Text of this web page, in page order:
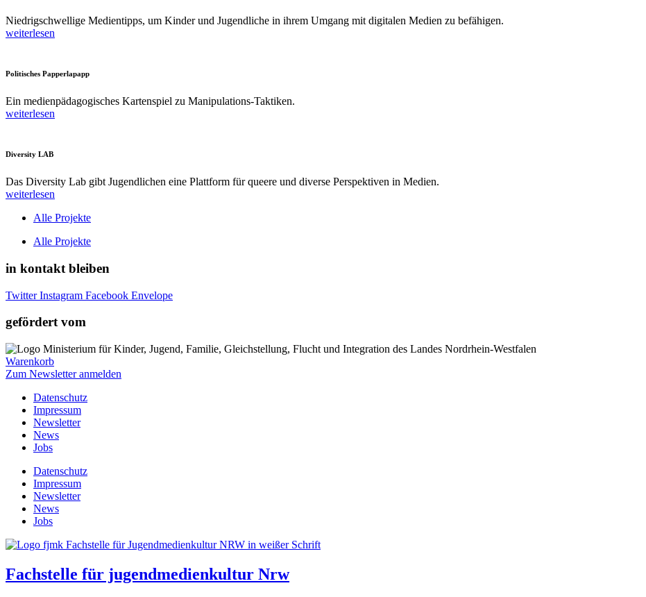
Niedrigschwellige Medientipps, um Kinder und Jugendliche in ihrem Umgang mit digitalen Medien zu befähigen.
weiterlesen
Politisches Papperlapapp
Ein medienpädagogisches Kartenspiel zu Manipulations-Taktiken.
weiterlesen
Diversity LAB
Das Diversity Lab gibt Jugendlichen eine Plattform für queere und diverse Perspektiven in Medien.
weiterlesen
Alle Projekte
Alle Projekte
in kontakt bleiben
Twitter Instagram Facebook Envelope
gefördert vom
Warenkorb
Zum Newsletter anmelden
Datenschutz
Impressum
Newsletter
News
Jobs
Datenschutz
Impressum
Newsletter
News
Jobs
Fachstelle für jugendmedienkultur Nrw